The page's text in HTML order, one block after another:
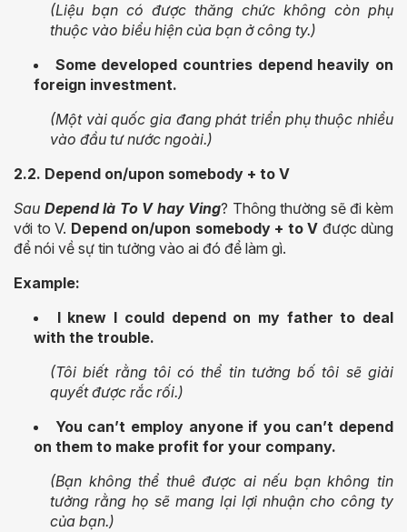
(Liệu bạn có được thăng chức không còn phụ
thuộc vào biểu hiện của bạn ở công ty.)
Some developed countries depend heavily on
foreign investment.
(Một vài quốc gia đang phát triển phụ thuộc nhiều
vào đầu tư nước ngoài.)
2.2. Depend on/upon somebody + to V
Sau Depend là To V hay Ving? Thông thường sẽ đi kèm
với to V. Depend on/upon somebody + to V được dùng
để nói về sự tin tưởng vào ai đó để làm gì.
Example:
I knew I could depend on my father to deal
with the trouble.
(Tôi biết rằng tôi có thể tin tưởng bố tôi sẽ giải
quyết được rắc rối.)
You can’t employ anyone if you can’t depend
on them to make profit for your company.
(Bạn không thể thuê được ai nếu bạn không tin
tưởng rằng họ sẽ mang lại lợi nhuận cho công ty
của bạn.)